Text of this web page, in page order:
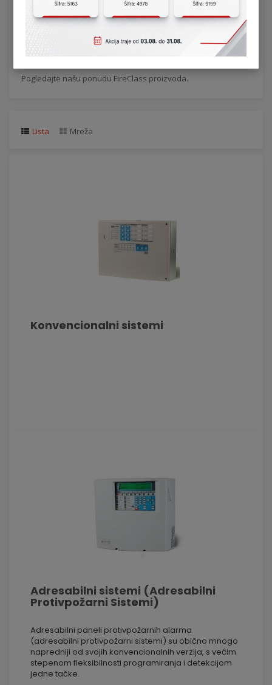
FireClass
adresabilne kontrolne table za gašenje gasom sa nizom
pomoćnih uređaja uključujući detektore, oglašivače i pozivne
Pogledajte našu ponudu FireClass proizvoda.
Lista Mreža
Konvencionalni sistemi
Adresabilni sistemi (Adresabilni
Protivpožarni Sistemi)
Adresabilni paneli protivpožarnih alarma
(adresabilni protivpožarni sistemi) su obično mnogo
napredniji od svojih konvencionalnih verzija, s većim
stepenom fleksibilnosti programiranja i detekcijom
jedne tačke.